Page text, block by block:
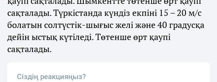
сақталады. Түркістанда күндіз екпіні 15 – 20 м/с
болатын солтүстік-шығыс желі және 40 градусқа
дейін ыстық күтіледі. Төтенше өрт қаупі
сақталады.
Сіздің реакцияңыз?